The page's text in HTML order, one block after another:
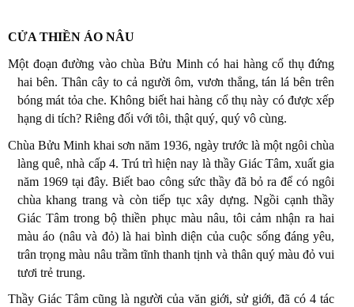
CỬA THIỀN ÁO NÂU
Một đoạn đường vào chùa Bửu Minh có hai hàng cổ thụ đứng
hai bên. Thân cây to cả người ôm, vươn thẳng, tán lá bên trên
bóng mát tỏa che. Không biết hai hàng cổ thụ này có được xếp
hạng di tích? Riêng đối với tôi, thật quý, quý vô cùng.
Chùa Bửu Minh khai sơn năm 1936, ngày trước là một ngôi chùa
làng quê, nhà cấp 4. Trú trì hiện nay là thầy Giác Tâm, xuất gia
năm 1969 tại đây. Biết bao công sức thầy đã bỏ ra để có ngôi
chùa khang trang và còn tiếp tục xây dựng. Ngồi cạnh thầy
Giác Tâm trong bộ thiền phục màu nâu, tôi cảm nhận ra hai
màu áo (nâu và đỏ) là hai bình diện của cuộc sống đáng yêu,
trân trọng màu nâu trầm tĩnh thanh tịnh và thân quý màu đỏ vui
tươi trẻ trung.
Thầy Giác Tâm cũng là người của văn giới, sử giới, đã có 4 tác